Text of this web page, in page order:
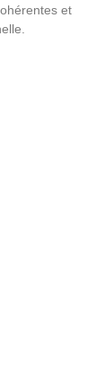
et